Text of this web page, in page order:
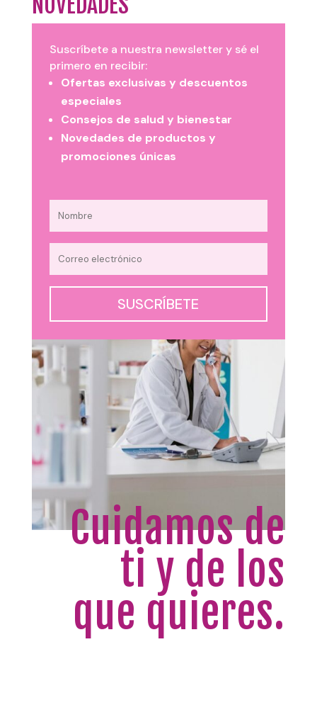
Suscríbete a nuestra newsletter y sé el
primero en recibir:
Ofertas exclusivas y descuentos
especiales
Consejos de salud y bienestar
Novedades de productos y
promociones únicas
SUSCRÍBETE
Cuidamos de
ti y de los
que quieres.